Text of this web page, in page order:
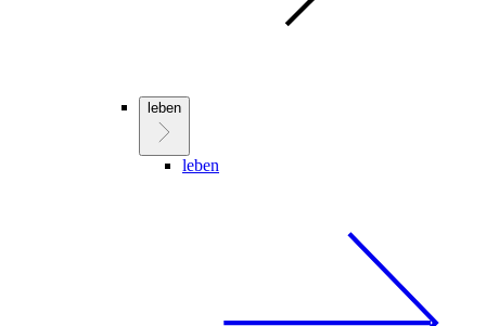
leben
leben